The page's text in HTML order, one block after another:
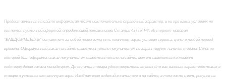
Предоставленная на сайте информация несёт исключительно справочный характер, и ни при каких условиях не
является публичной офертой, определяемой положениями Статьи 437 ГК РФ. Интернет-магазин
"ВАШДОММЕБЕЛЬ" оставляет за собой право изменять комплектацию, условия сервиса, цены в любой период
времени. Оформленный заказ на сайте самостоятельно покупателем не гарантирует наличия товара. Цена, по
которой был оформлен заказ покупателем самостоятельно на сайте, может измениться в момент
подтверждения заказа менеджером. До оплаты товара удостоверьтесь во всех для вас важных характеристиках в
товаре и условиях его эксплуатации. Изображения изделий в каталоге и на сайте, в том числе цвет, рисунок на